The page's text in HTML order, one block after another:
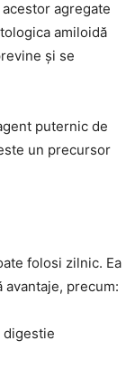
agregate
amiloidă
și se
puternic de
un precursor
folosi zilnic. Ea
precum:
digestie